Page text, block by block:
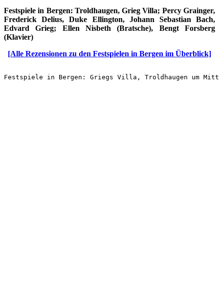
Festspiele in Bergen: Troldhaugen, Grieg Villa; Percy Grainger,
Frederick Delius, Duke Ellington, Johann Sebastian Bach,
Edvard Grieg; Ellen Nisbeth (Bratsche), Bengt Forsberg
(Klavier)
[Alle Rezensionen zu den Festspielen in Bergen im Überblick]
Festspiele in Bergen: Griegs Villa, Troldhaugen um